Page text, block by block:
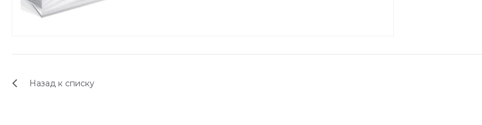
Назад к списку